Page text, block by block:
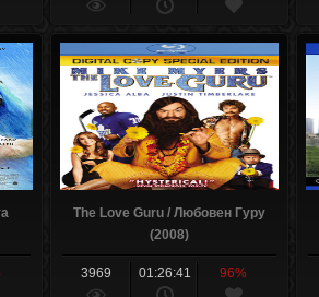
The Love Guru / Любовен Гуру
(2008)
3969 01:26:41 96%